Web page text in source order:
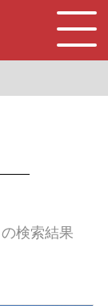
の検索結果